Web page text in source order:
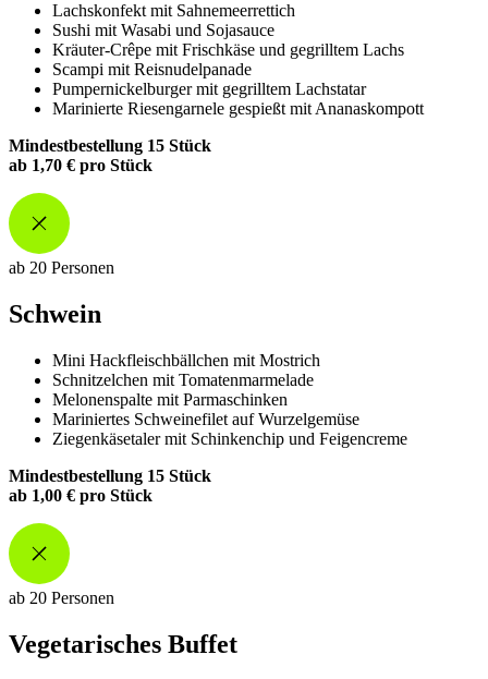
Lachskonfekt mit Sahnemeerrettich
Sushi mit Wasabi und Sojasauce
Kräuter-Crêpe mit Frischkäse und gegrilltem Lachs
Scampi mit Reisnudelpanade
Pumpernickelburger mit gegrilltem Lachstatar
Marinierte Riesengarnele gespießt mit Ananaskompott
Mindestbestellung 15 Stück
ab 1,70 € pro Stück
ab 20 Personen
Schwein
Mini Hackfleischbällchen mit Mostrich
Schnitzelchen mit Tomatenmarmelade
Melonenspalte mit Parmaschinken
Mariniertes Schweinefilet auf Wurzelgemüse
Ziegenkäsetaler mit Schinkenchip und Feigencreme
Mindestbestellung 15 Stück
ab 1,00 € pro Stück
ab 20 Personen
Vegetarisches Buffet